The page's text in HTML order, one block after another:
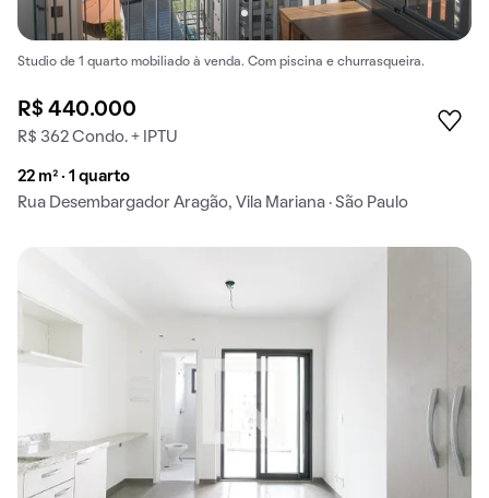
Studio de 1 quarto mobiliado à venda. Com piscina e churrasqueira.
R$ 440.000
R$ 362 Condo. + IPTU
22 m² · 1 quarto
Rua Desembargador Aragão, Vila Mariana · São Paulo